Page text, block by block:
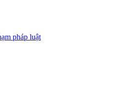
pháp luật